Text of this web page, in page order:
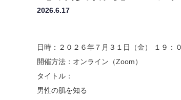
2026.6.17
日時：２０２６年７月３１日（金） １９：
開催方法：オンライン（Zoom）
タイトル：
男性の肌を知る